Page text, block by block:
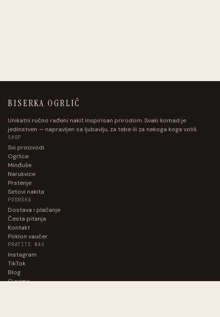
BISERKA OGRLIĆ
Unikatni ručno rađeni nakit inspirisan prirodom. Svaki komad je
jedinstven — napravljen sa ljubavlju, za tebe ili za nekoga koga voliš.
SHOP
Svi proizvodi
Ogrlice
Minđuše
Narukvice
Prstenje
Setovi nakita
PODRŠKA
Dostava i plaćanje
Česta pitanja
Kontakt
Poklon vaučer
PRATITE NAS
Instagram
TikTok
Blog
O nama